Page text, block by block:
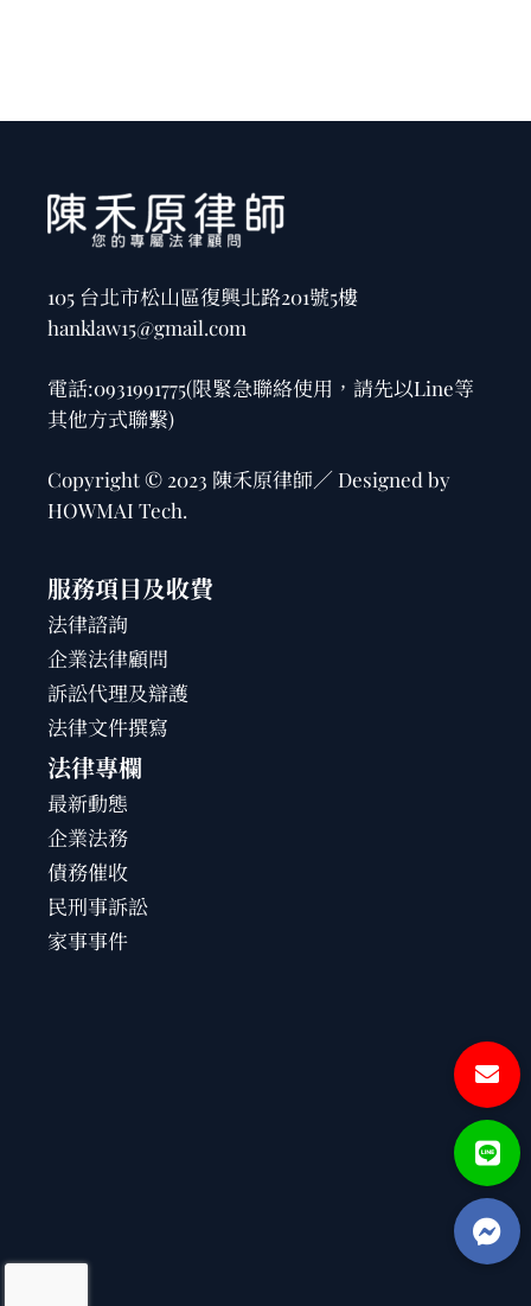
105 台北市松山區復興北路201號5樓
hanklaw15@gmail.com
電話:0931991775(限緊急聯絡使用，請先以Line等
其他方式聯繫)
Copyright © 2023 陳禾原律師／ Designed by
HOWMAI Tech.
服務項目及收費
法律諮詢
企業法律顧問
訴訟代理及辯護
法律文件撰寫
法律專欄
最新動態
企業法務
債務催收
民刑事訴訟
家事事件